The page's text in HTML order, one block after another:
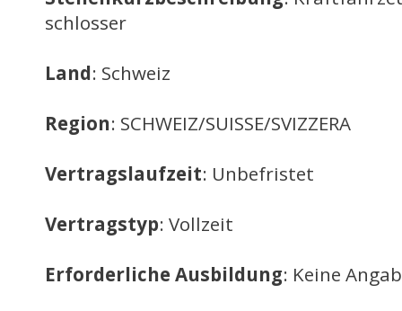
schlosser
Land: Schweiz
Region: SCHWEIZ/SUISSE/SVIZZERA
Vertragslaufzeit: Unbefristet
Vertragstyp: Vollzeit
Erforderliche Ausbildung: Keine